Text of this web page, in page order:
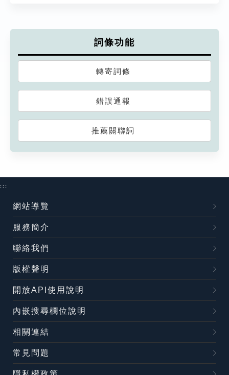
詞條功能
轉寄詞條
錯誤通報
推薦關聯詞
:::
網站導覽
服務簡介
聯絡我們
版權聲明
開放API使用說明
內嵌搜尋欄位說明
相關連結
常見問題